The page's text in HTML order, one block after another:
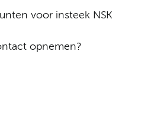
voor insteek NSK
opnemen?